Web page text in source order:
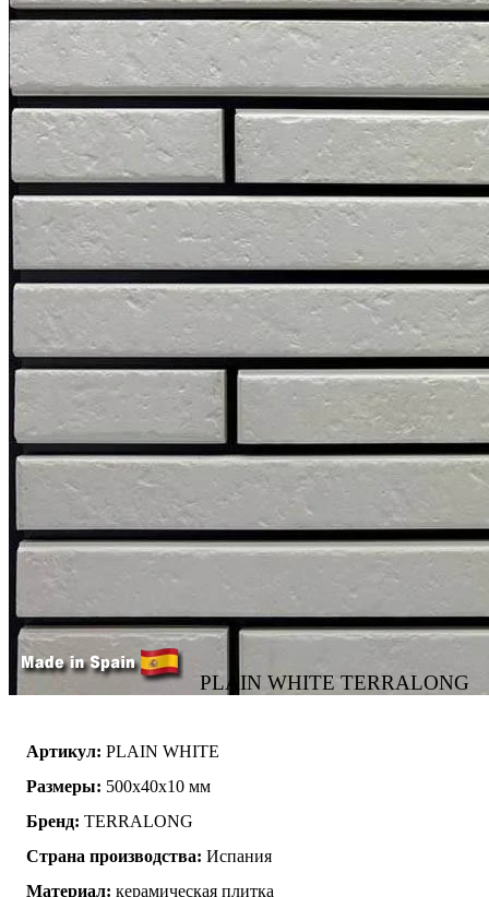
PLAIN WHITE TERRALONG
Артикул: PLAIN WHITE
Размеры: 500х40х10 мм
Бренд: TERRALONG
Страна производства: Испания
Материал: керамическая плитка